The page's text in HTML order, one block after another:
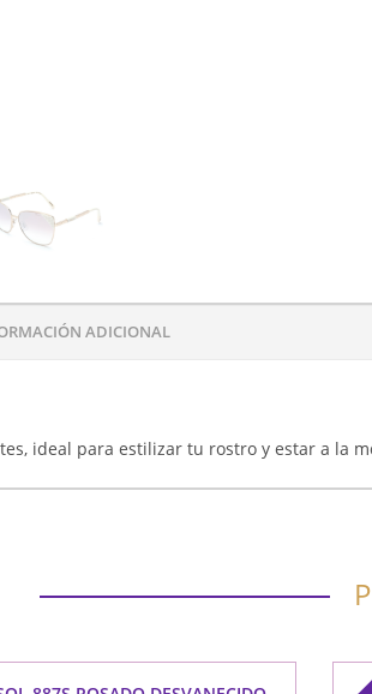
ADICIONAL
ideal para estilizar tu rostro y estar a la